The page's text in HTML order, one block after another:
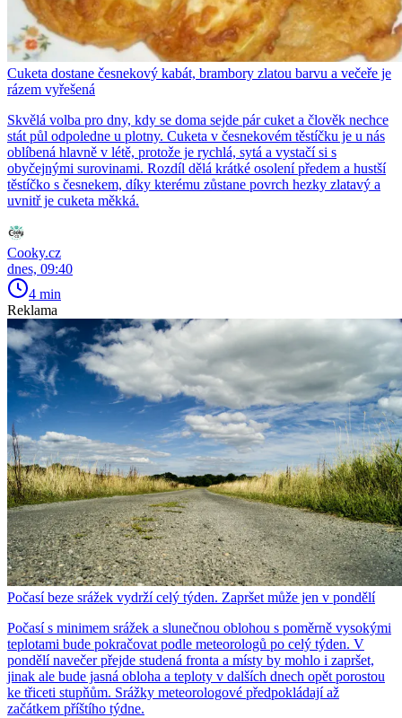
Cuketa dostane česnekový kabát, brambory zlatou barvu a večeře je
rázem vyřešená
Skvělá volba pro dny, kdy se doma sejde pár cuket a člověk nechce
stát půl odpoledne u plotny. Cuketa v česnekovém těstíčku je u nás
oblíbená hlavně v létě, protože je rychlá, sytá a vystačí si s
obyčejnými surovinami. Rozdíl dělá krátké osolení předem a hustší
těstíčko s česnekem, díky kterému zůstane povrch hezky zlatavý a
uvnitř je cuketa měkká.
Cooky.cz
dnes, 09:40
4 min
Reklama
Počasí beze srážek vydrží celý týden. Zapršet může jen v pondělí
Počasí s minimem srážek a slunečnou oblohou s poměrně vysokými
teplotami bude pokračovat podle meteorologů po celý týden. V
pondělí navečer přejde studená fronta a místy by mohlo i zapršet,
jinak ale bude jasná obloha a teploty v dalších dnech opět porostou
ke třiceti stupňům. Srážky meteorologové předpokládají až
začátkem příštího týdne.